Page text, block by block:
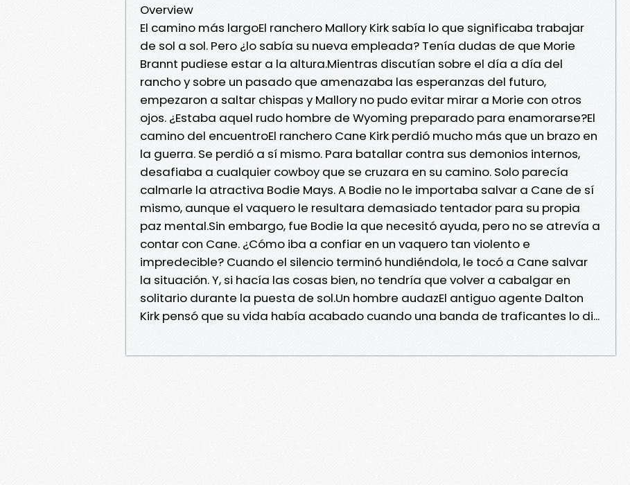
Overview
El camino más largoEl ranchero Mallory Kirk sabía lo que significaba trabajar
de sol a sol. Pero ¿lo sabía su nueva empleada? Tenía dudas de que Morie
Brannt pudiese estar a la altura.Mientras discutían sobre el día a día del
rancho y sobre un pasado que amenazaba las esperanzas del futuro,
empezaron a saltar chispas y Mallory no pudo evitar mirar a Morie con otros
ojos. ¿Estaba aquel rudo hombre de Wyoming preparado para enamorarse?El
camino del encuentroEl ranchero Cane Kirk perdió mucho más que un brazo en
la guerra. Se perdió a sí mismo. Para batallar contra sus demonios internos,
desafiaba a cualquier cowboy que se cruzara en su camino. Solo parecía
calmarle la atractiva Bodie Mays. A Bodie no le importaba salvar a Cane de sí
mismo, aunque el vaquero le resultara demasiado tentador para su propia
paz mental.Sin embargo, fue Bodie la que necesitó ayuda, pero no se atrevía a
contar con Cane. ¿Cómo iba a confiar en un vaquero tan violento e
impredecible? Cuando el silencio terminó hundiéndola, le tocó a Cane salvar
la situación. Y, si hacía las cosas bien, no tendría que volver a cabalgar en
solitario durante la puesta de sol.Un hombre audazEl antiguo agente Dalton
Kirk pensó que su vida había acabado cuando una banda de traficantes lo di...